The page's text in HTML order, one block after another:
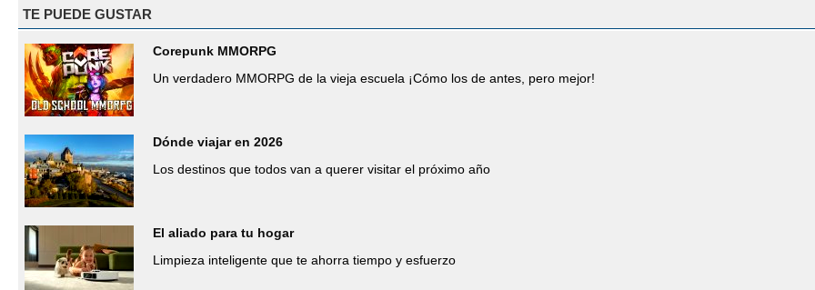
TE PUEDE GUSTAR
Corepunk MMORPG
Un verdadero MMORPG de la vieja escuela ¡Cómo los de antes, pero mejor!
Dónde viajar en 2026
Los destinos que todos van a querer visitar el próximo año
El aliado para tu hogar
Limpieza inteligente que te ahorra tiempo y esfuerzo